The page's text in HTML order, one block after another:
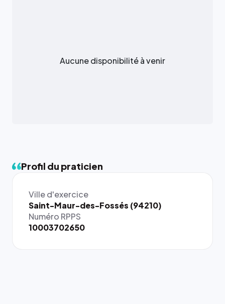
Aucune disponibilité à venir
Profil du praticien
Ville d'exercice
Saint-Maur-des-Fossés (94210)
Numéro RPPS
10003702650
{# 40×40
: la taille
rendue par
`.profile-